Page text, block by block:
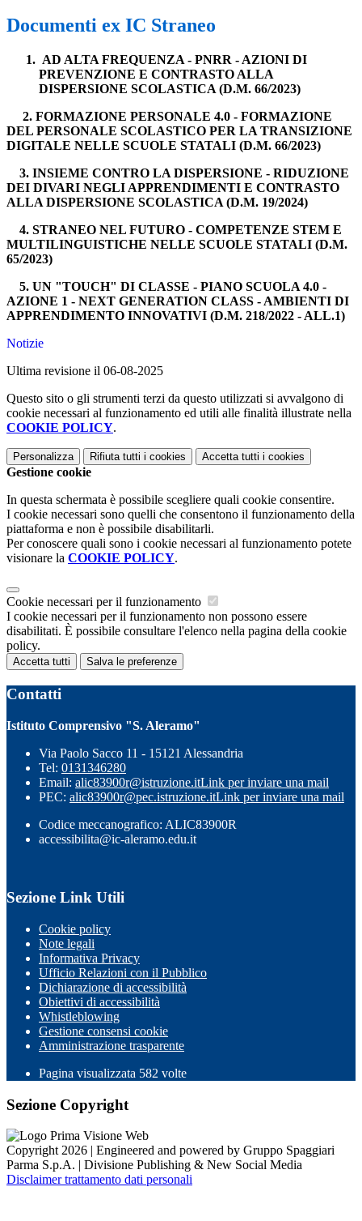
Documenti ex IC Straneo
AD ALTA FREQUENZA - PNRR - AZIONI DI
PREVENZIONE E CONTRASTO ALLA
DISPERSIONE SCOLASTICA (D.M. 66/2023)
2. FORMAZIONE PERSONALE 4.0 - FORMAZIONE
DEL PERSONALE SCOLASTICO PER LA TRANSIZIONE
DIGITALE NELLE SCUOLE STATALI (D.M. 66/2023)
3. INSIEME CONTRO LA DISPERSIONE - RIDUZIONE
DEI DIVARI NEGLI APPRENDIMENTI E CONTRASTO
ALLA DISPERSIONE SCOLASTICA (D.M. 19/2024)
4. STRANEO NEL FUTURO - COMPETENZE STEM E
MULTILINGUISTICHE NELLE SCUOLE STATALI (D.M.
65/2023)
5. UN "TOUCH" DI CLASSE - PIANO SCUOLA 4.0 -
AZIONE 1 - NEXT GENERATION CLASS - AMBIENTI DI
APPRENDIMENTO INNOVATIVI (D.M. 218/2022 - ALL.1)
Notizie
Ultima revisione il 06-08-2025
Questo sito o gli strumenti terzi da questo utilizzati si avvalgono di
cookie necessari al funzionamento ed utili alle finalità illustrate nella
COOKIE POLICY.
Personalizza Rifiuta tutti i cookies Accetta tutti i cookies
Gestione cookie
In questa schermata è possibile scegliere quali cookie consentire.
I cookie necessari sono quelli che consentono il funzionamento della
piattaforma e non è possibile disabilitarli.
Per conoscere quali sono i cookie necessari al funzionamento potete
visionare la COOKIE POLICY.
Cookie necessari per il funzionamento
I cookie necessari per il funzionamento non possono essere
disabilitati. È possibile consultare l'elenco nella pagina della cookie
policy.
Accetta tutti Salva le preferenze
Contatti
Istituto Comprensivo "S. Aleramo"
Via Paolo Sacco 11 - 15121 Alessandria
Tel: 0131346280
Email: alic83900r@istruzione.itLink per inviare una mail
PEC: alic83900r@pec.istruzione.itLink per inviare una mail
Codice meccanografico: ALIC83900R
accessibilita@ic-aleramo.edu.it
Sezione Link Utili
Cookie policy
Note legali
Informativa Privacy
Ufficio Relazioni con il Pubblico
Dichiarazione di accessibilità
Obiettivi di accessibilità
Whistleblowing
Gestione consensi cookie
Amministrazione trasparente
Pagina visualizzata 582 volte
Sezione Copyright
Copyright 2026 | Engineered and powered by Gruppo Spaggiari
Parma S.p.A. | Divisione Publishing & New Social Media
Disclaimer trattamento dati personali